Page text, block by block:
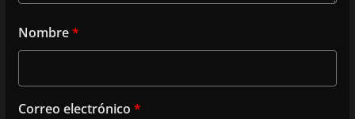
Nombre*
Correo electrónico *